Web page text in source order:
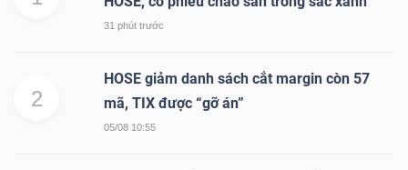
31 phút trước
2
HOSE giảm danh sách cắt margin còn 57
mã, TIX được “gỡ án”
05/08 10:55
BẤT